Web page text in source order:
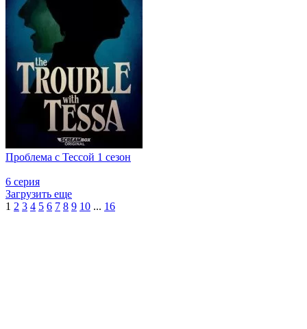
Проблема с Тессой 1 сезон
6 серия
Загрузить еще
1 2 3 4 5 6 7 8 9 10 ... 16